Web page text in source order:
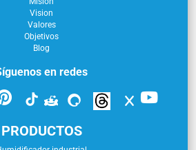
Vision
Valores
Objetivos
Blog
en redes
PRODUCTOS